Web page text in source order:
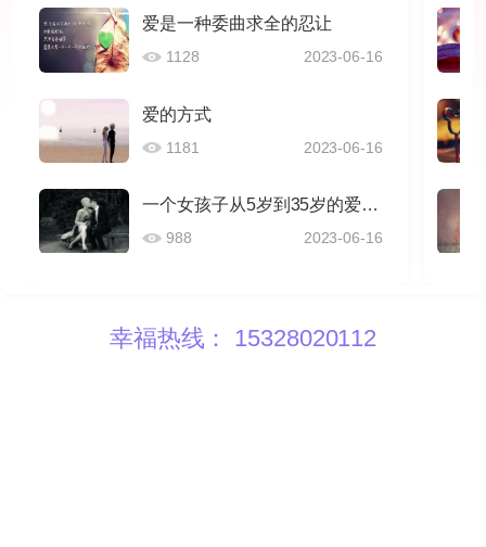
爱是一种委曲求全的忍让
1128 2023-06-16
爱的方式
1181 2023-06-16
一个女孩子从5岁到35岁的爱情感悟
988 2023-06-16
幸福热线： 15328020112